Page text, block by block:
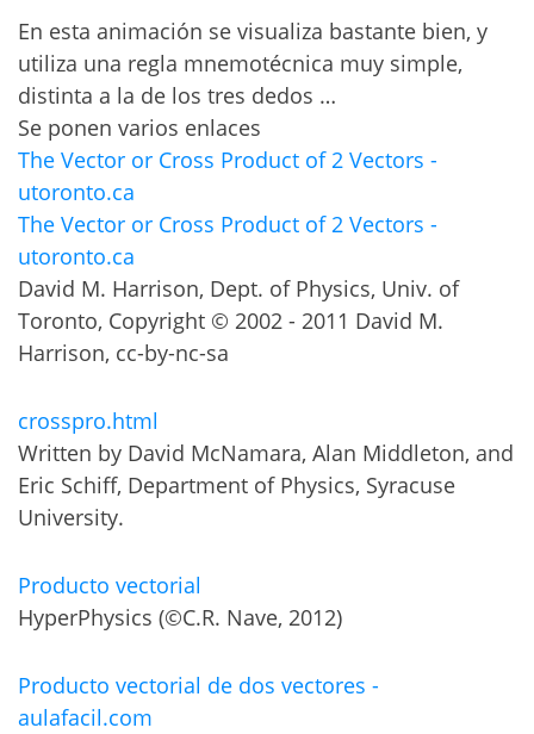
En esta animación se visualiza bastante bien, y
utiliza una regla mnemotécnica muy simple,
distinta a la de los tres dedos …
Se ponen varios enlaces
The Vector or Cross Product of 2 Vectors -
utoronto.ca
The Vector or Cross Product of 2 Vectors -
utoronto.ca
David M. Harrison, Dept. of Physics, Univ. of
Toronto, Copyright © 2002 - 2011 David M.
Harrison, cc-by-nc-sa
crosspro.html
Written by David McNamara, Alan Middleton, and
Eric Schiff, Department of Physics, Syracuse
University.
Producto vectorial
HyperPhysics (©C.R. Nave, 2012)
Producto vectorial de dos vectores -
aulafacil.com